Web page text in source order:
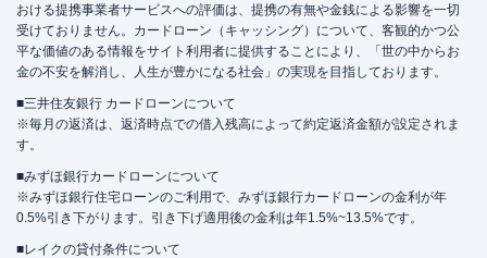
おける提携事業者サービスへの評価は、提携の有無や金銭による影響を一切
受けておりません。カードローン（キャッシング）について、客観的かつ公
平な価値のある情報をサイト利用者に提供することにより、「世の中からお
金の不安を解消し、人生が豊かになる社会」の実現を目指しております。
■三井住友銀行 カードローンについて
※毎月の返済は、返済時点での借入残高によって約定返済金額が設定されま
す。
■みずほ銀行カードローンについて
※みずほ銀行住宅ローンのご利用で、みずほ銀行カードローンの金利が年
0.5%引き下がります。引き下げ適用後の金利は年1.5%~13.5%です。
■レイクの貸付条件について